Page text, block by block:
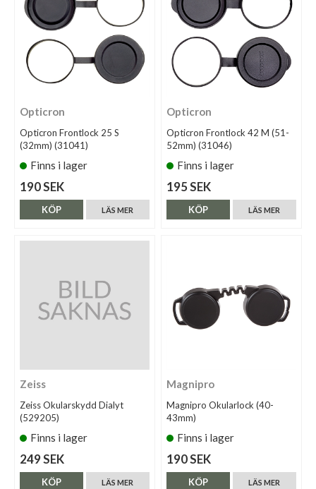
Opticron
Opticron Frontlock 25 S
(32mm) (31041)
Finns i lager
190 SEK
LÄS MER
KÖP
Opticron
Opticron Frontlock 42 M (51-
52mm) (31046)
Finns i lager
195 SEK
LÄS MER
KÖP
Zeiss
Zeiss Okularskydd Dialyt
(529205)
Finns i lager
249 SEK
LÄS MER
KÖP
Magnipro
Magnipro Okularlock (40-
43mm)
Finns i lager
190 SEK
LÄS MER
KÖP